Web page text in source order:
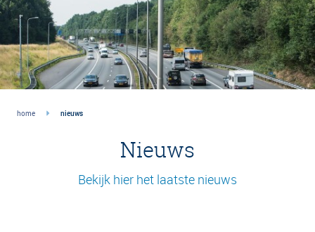
home nieuws
Nieuws
Bekijk hier het laatste nieuws